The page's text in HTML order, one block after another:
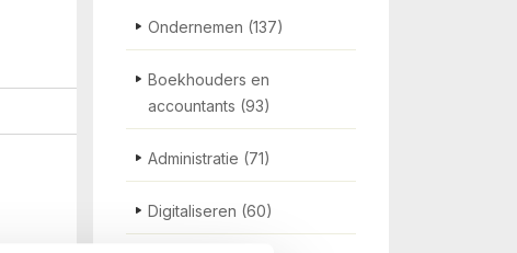
Ondernemen (137)
Boekhouders en
accountants (93)
Administratie (71)
Digitaliseren (60)